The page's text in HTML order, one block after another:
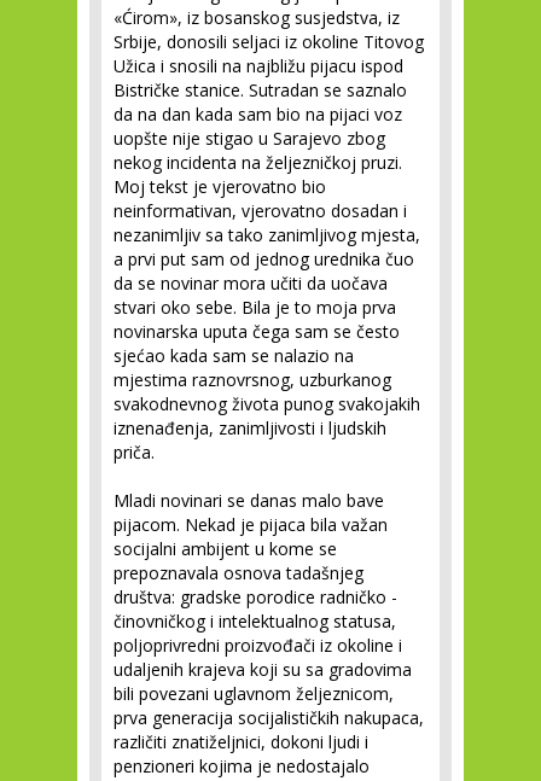
«Ćirom», iz bosanskog susjedstva, iz
Srbije, donosili seljaci iz okoline Titovog
Užica i snosili na najbližu pijacu ispod
Bistričke stanice. Sutradan se saznalo
da na dan kada sam bio na pijaci voz
uopšte nije stigao u Sarajevo zbog
nekog incidenta na željezničkoj pruzi.
Moj tekst je vjerovatno bio
neinformativan, vjerovatno dosadan i
nezanimljiv sa tako zanimljivog mjesta,
a prvi put sam od jednog urednika čuo
da se novinar mora učiti da uočava
stvari oko sebe. Bila je to moja prva
novinarska uputa čega sam se često
sjećao kada sam se nalazio na
mjestima raznovrsnog, uzburkanog
svakodnevnog života punog svakojakih
iznenađenja, zanimljivosti i ljudskih
priča.
Mladi novinari se danas malo bave
pijacom. Nekad je pijaca bila važan
socijalni ambijent u kome se
prepoznavala osnova tadašnjeg
društva: gradske porodice radničko -
činovničkog i intelektualnog statusa,
poljoprivredni proizvođači iz okoline i
udaljenih krajeva koji su sa gradovima
bili povezani uglavnom željeznicom,
prva generacija socijalističkih nakupaca,
različiti znatiželjnici, dokoni ljudi i
penzioneri kojima je nedostajalo